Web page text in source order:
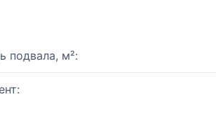
подвала, м²: